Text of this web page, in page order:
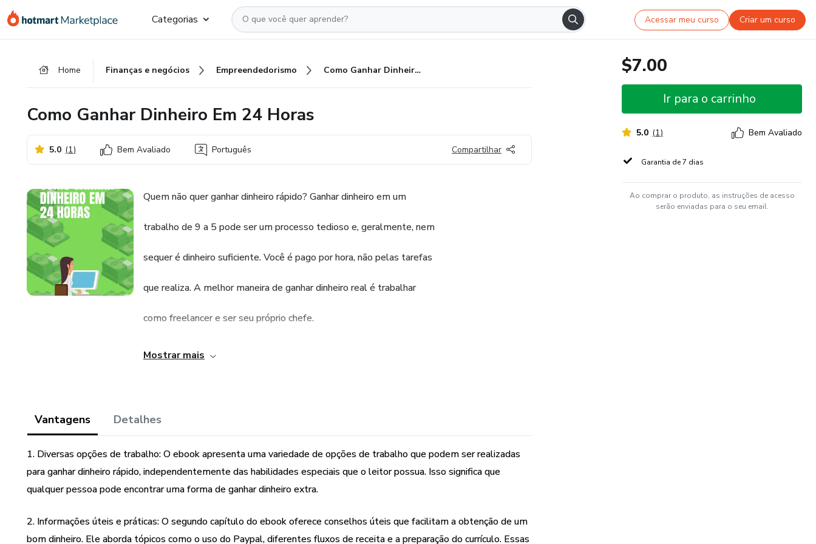
para
para
para
Categorias Acessar meu curso Criar um curso
Home Finanças e negócios Empreendedorismo Como Ganhar Dinheiro Em 24 Horas
Como Ganhar Dinheiro Em 24 Horas
5.0 (1) Bem Avaliado Português Compartilhar
Quem não quer ganhar dinheiro rápido? Ganhar dinheiro em um
trabalho de 9 a 5 pode ser um processo tedioso e, geralmente, nem
sequer é dinheiro suficiente. Você é pago por hora, não pelas tarefas
que realiza. A melhor maneira de ganhar dinheiro real é trabalhar
como freelancer e ser seu próprio chefe.
Se você precisar de um pouco de dinheiro extra ou simplesmente
ganhar dinheiro sem ter que obter um diploma universitário ou
mesmo fazer muita pesquisa.
opções disponíveis para você. Toda a informação que você precisa
Mostrar mais
Vantagens Detalhes
1. Diversas opções de trabalho: O ebook apresenta uma variedade de opções de trabalho que podem ser realizadas
para ganhar dinheiro rápido, independentemente das habilidades especiais que o leitor possua. Isso significa que
qualquer pessoa pode encontrar uma forma de ganhar dinheiro extra.
2. Informações úteis e práticas: O segundo capítulo do ebook oferece conselhos úteis que facilitam a obtenção de um
bom dinheiro. Ele aborda tópicos como o uso do Paypal, diferentes fluxos de receita e a preparação do currículo. Essas
$7.00
Ir para o carrinho
5.0 (1) Bem Avaliado
Garantia de 7 dias
Ao comprar o produto, as instruções de acesso
serão enviadas para o seu email.